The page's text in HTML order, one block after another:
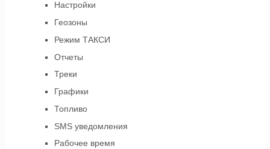
Настройки
Геозоны
Режим ТАКСИ
Отчеты
Треки
Графики
Топливо
SMS уведомления
Рабочее время